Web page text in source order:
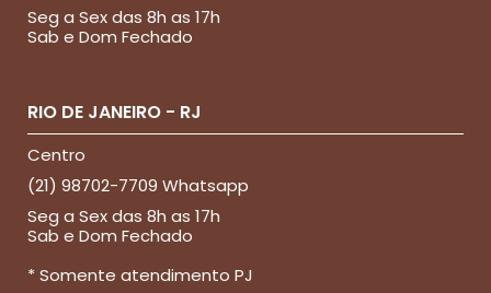
Seg a Sex das 8h as 17h
Sab e Dom Fechado
RIO DE JANEIRO - RJ
Centro
(21) 98702-7709 Whatsapp
Seg a Sex das 8h as 17h
Sab e Dom Fechado
* Somente atendimento PJ